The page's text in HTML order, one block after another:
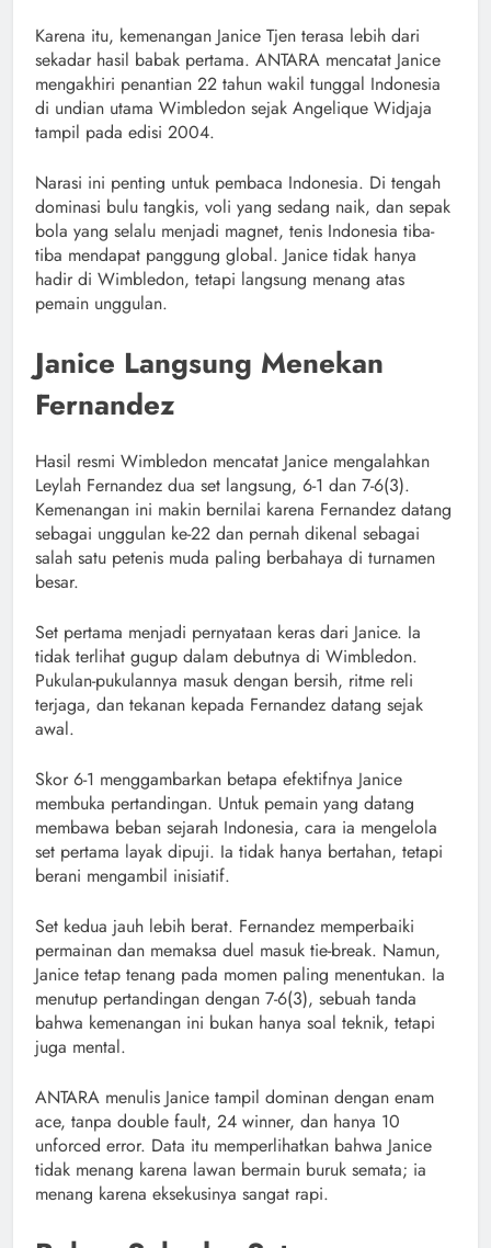
Karena itu, kemenangan Janice Tjen terasa lebih dari
sekadar hasil babak pertama. ANTARA mencatat Janice
mengakhiri penantian 22 tahun wakil tunggal Indonesia
di undian utama Wimbledon sejak Angelique Widjaja
tampil pada edisi 2004.
Narasi ini penting untuk pembaca Indonesia. Di tengah
dominasi bulu tangkis, voli yang sedang naik, dan sepak
bola yang selalu menjadi magnet, tenis Indonesia tiba-
tiba mendapat panggung global. Janice tidak hanya
hadir di Wimbledon, tetapi langsung menang atas
pemain unggulan.
Janice Langsung Menekan
Fernandez
Hasil resmi Wimbledon mencatat Janice mengalahkan
Leylah Fernandez dua set langsung, 6-1 dan 7-6(3).
Kemenangan ini makin bernilai karena Fernandez datang
sebagai unggulan ke-22 dan pernah dikenal sebagai
salah satu petenis muda paling berbahaya di turnamen
besar.
Set pertama menjadi pernyataan keras dari Janice. Ia
tidak terlihat gugup dalam debutnya di Wimbledon.
Pukulan-pukulannya masuk dengan bersih, ritme reli
terjaga, dan tekanan kepada Fernandez datang sejak
awal.
Skor 6-1 menggambarkan betapa efektifnya Janice
membuka pertandingan. Untuk pemain yang datang
membawa beban sejarah Indonesia, cara ia mengelola
set pertama layak dipuji. Ia tidak hanya bertahan, tetapi
berani mengambil inisiatif.
Set kedua jauh lebih berat. Fernandez memperbaiki
permainan dan memaksa duel masuk tie-break. Namun,
Janice tetap tenang pada momen paling menentukan. Ia
menutup pertandingan dengan 7-6(3), sebuah tanda
bahwa kemenangan ini bukan hanya soal teknik, tetapi
juga mental.
ANTARA menulis Janice tampil dominan dengan enam
ace, tanpa double fault, 24 winner, dan hanya 10
unforced error. Data itu memperlihatkan bahwa Janice
tidak menang karena lawan bermain buruk semata; ia
menang karena eksekusinya sangat rapi.